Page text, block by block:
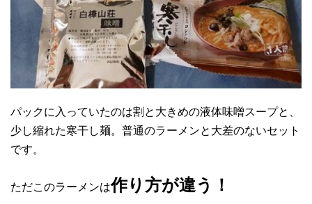
パックに入っていたのは割と大きめの液体味噌スープと、
少し縮れた寒干し麺。普通のラーメンと大差のないセット
です。
ただこのラーメンは作り方が違う！